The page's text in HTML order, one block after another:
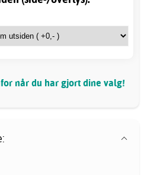
når du har gjort dine valg!